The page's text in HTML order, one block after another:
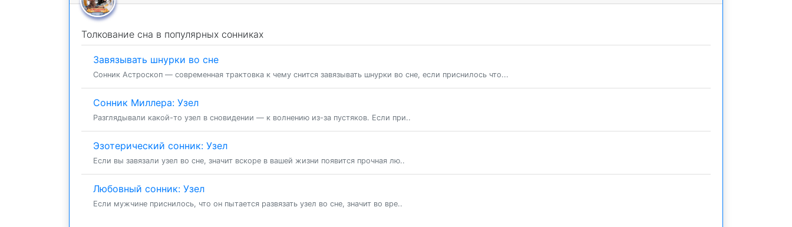
Толкование сна в популярных сонниках
Завязывать шнурки во сне
Сонник Астроскоп — современная трактовка к чему снится завязывать шнурки во сне, если приснилось что...
Сонник Миллера: Узел
Разглядывали какой-то узел в сновидении — к волнению из-за пустяков. Если при..
Эзотерический сонник: Узел
Если вы завязали узел во сне, значит вскоре в вашей жизни появится прочная лю..
Любовный сонник: Узел
Если мужчине приснилось, что он пытается развязать узел во сне, значит во вре..